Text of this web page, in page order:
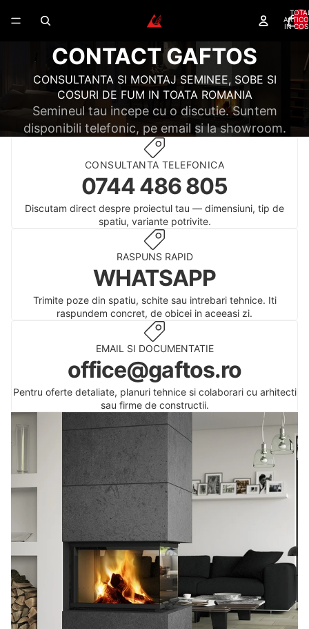
IN
CONTACT GAFTOS
CONSULTANTA SI MONTAJ SEMINEE, SOBE SI
COSURI DE FUM IN TOATA ROMANIA
Semineul tau incepe cu o discutie. Suntem
disponibili telefonic, pe email si la showroom.
CONSULTANTA TELEFONICA
0744 486 805
Discutam direct despre proiectul tau — dimensiuni, tip de
spatiu, variante potrivite.
RASPUNS RAPID
WHATSAPP
Trimite poze din spatiu, schite sau intrebari tehnice. Iti
raspundem concret, de obicei in aceeasi zi.
EMAIL SI DOCUMENTATIE
office@gaftos.ro
Pentru oferte detaliate, planuri tehnice si colaborari cu arhitecti
sau firme de constructii.